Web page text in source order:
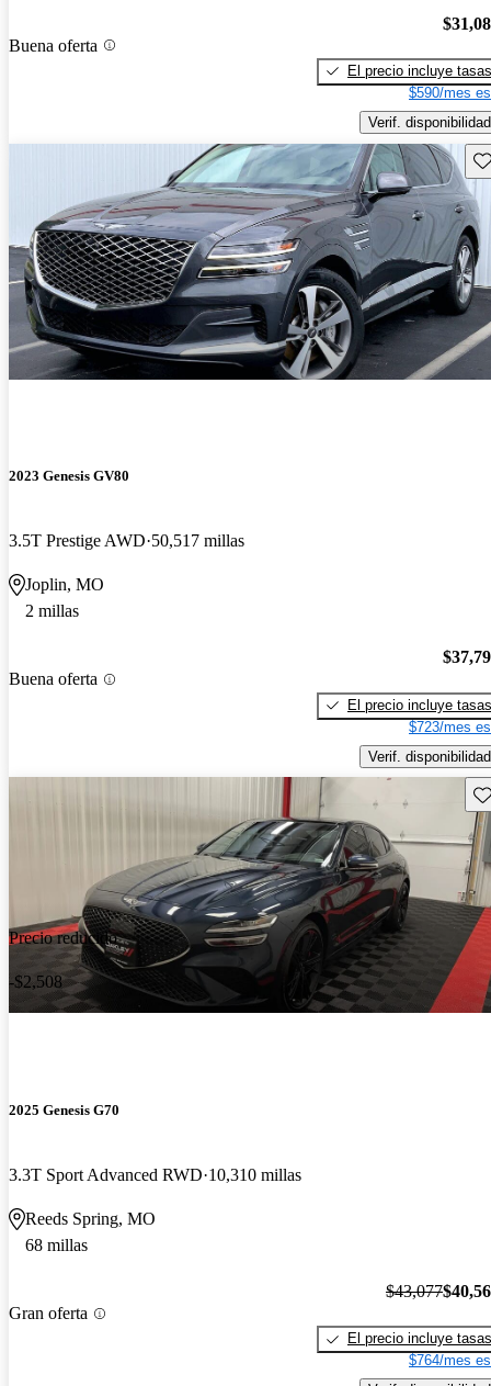
Buena oferta
El precio incluye tasas
$590/mes
Verif. disponibilidad
2023 Genesis GV80
3.5T Prestige AWD 50,517 millas
Joplin, MO
2 millas
Buena oferta
El precio incluye tasas
$723/mes
Verif. disponibilidad
Precio reducido
-$2,508
2025 Genesis G70
3.3T Sport Advanced RWD 10,310 millas
Reeds Spring, MO
68 millas
Gran oferta
$43,077
El precio incluye tasas
$764/mes